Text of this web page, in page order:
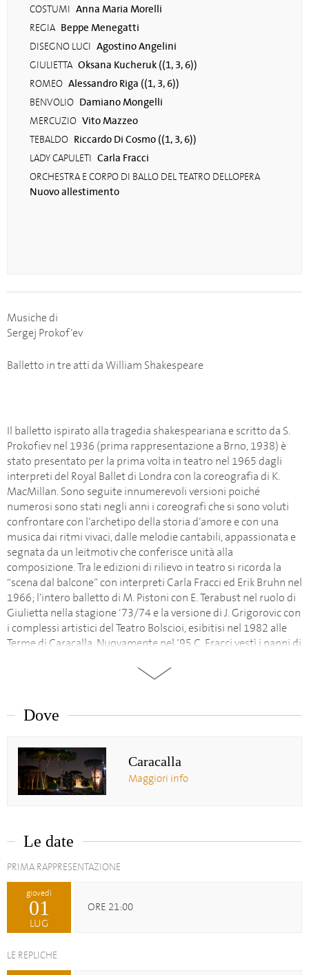
COSTUMI Anna Maria Morelli
REGIA Beppe Menegatti
DISEGNO LUCI Agostino Angelini
GIULIETTA Oksana Kucheruk ((1, 3, 6))
ROMEO Alessandro Riga ((1, 3, 6))
BENVOLIO Damiano Mongelli
MERCUZIO Vito Mazzeo
TEBALDO Riccardo Di Cosmo ((1, 3, 6))
LADY CAPULETI Carla Fracci
ORCHESTRA E CORPO DI BALLO DEL TEATRO DELLOPERA
Nuovo allestimento
Musiche di
Sergej Prokof’ev
Balletto in tre atti da William Shakespeare
Il balletto ispirato alla tragedia shakespeariana e scritto da S.
Prokofiev nel 1936 (prima rappresentazione a Brno, 1938) è
stato presentato per la prima volta in teatro nel 1965 dagli
interpreti del Royal Ballet di Londra con la coreografia di K.
MacMillan. Sono seguite innumerevoli versioni poiché
numerosi sono stati negli anni i coreografi che si sono voluti
confrontare con l’archetipo della storia d’amore e con una
musica dai ritmi vivaci, dalle melodie cantabili, appassionata e
segnata da un leitmotiv che conferisce unità alla
composizione. Tra le edizioni di rilievo in teatro si ricorda la
“scena dal balcone” con interpreti Carla Fracci ed Erik Bruhn nel
1966; l’intero balletto di M. Pistoni con E. Terabust nel ruolo di
Giulietta nella stagione ‘73/74 e la versione di J. Grigorovic con
i complessi artistici del Teatro Bolscioi, esibitisi nel 1982 alle
Terme di Caracalla. Nuovamente nel ’95 C. Fracci vestì i panni di
Dove
Caracalla
Maggiori info
Le date
PRIMA RAPPRESENTAZIONE
giovedì
01
LUG
ORE 21:00
LE REPLICHE